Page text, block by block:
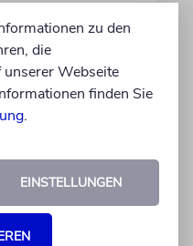
zu den
die
unserer Webseite
finden Sie
.
EINSTELLUNGEN